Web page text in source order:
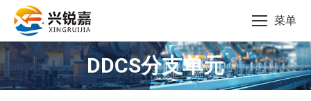
菜单
DDCS分支单元
您的位置：